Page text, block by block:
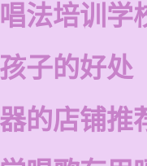
法培训学
子的好处
的店铺推